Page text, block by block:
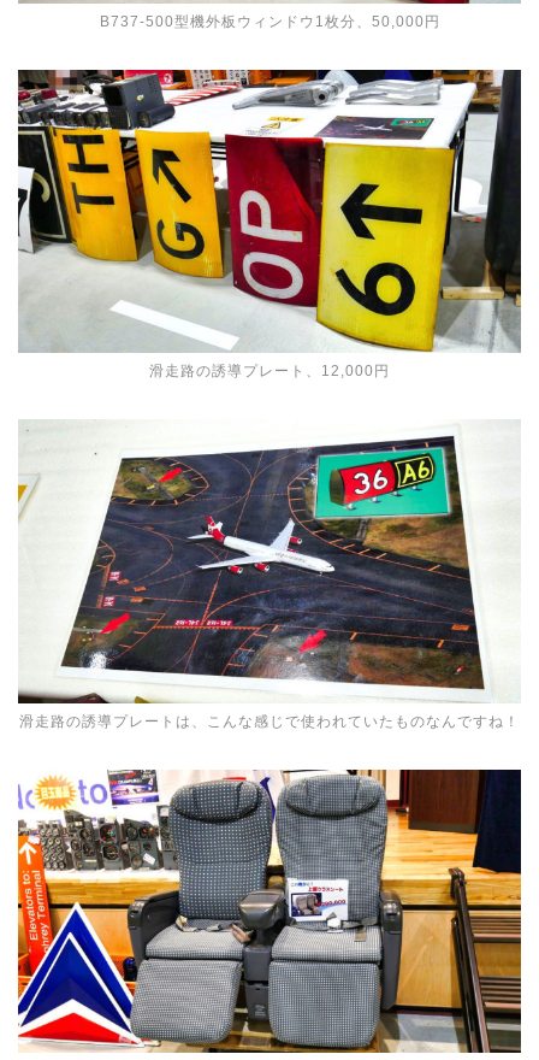
B737-500型機外板ウィンドウ1枚分、50,000円
滑走路の誘導プレート、12,000円
滑走路の誘導プレートは、こんな感じで使われていたものなんですね！